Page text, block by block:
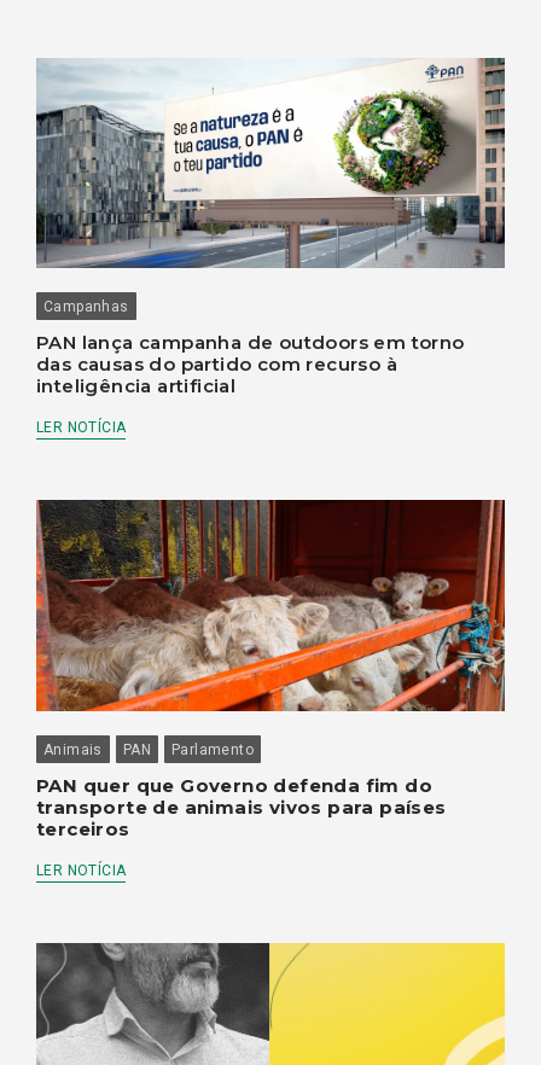
Campanhas
PAN lança campanha de outdoors em torno
das causas do partido com recurso à
inteligência artificial
LER NOTÍCIA
Animais PAN Parlamento
PAN quer que Governo defenda fim do
transporte de animais vivos para países
terceiros
LER NOTÍCIA